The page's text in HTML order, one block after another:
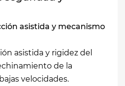
asistida y mecanismo
asistida y rigidez del
de la
velocidades.